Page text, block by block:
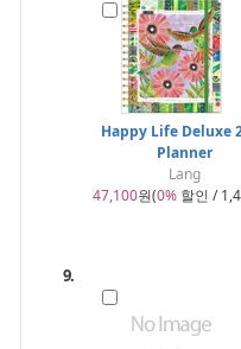
Happy Life Deluxe
Planner
Lang
47,100원(0%할인 /
9.